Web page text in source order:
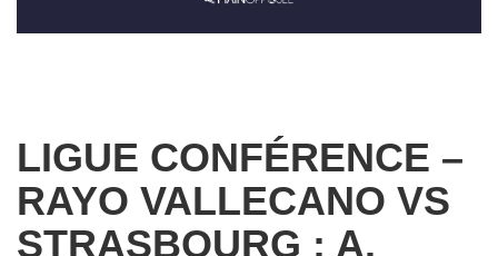
LIGUE CONFÉRENCE –
RAYO VALLECANO VS
STRASBOURG : A.